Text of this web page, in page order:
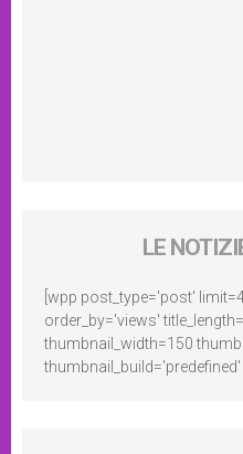
LE
[wpp post_type='post'
order_by='views'
thumbnail_width=150
thumbnail_build='predefined'